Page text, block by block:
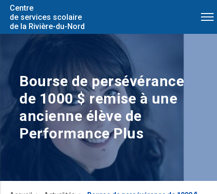
Centre
de services scolaire
de la Rivière-du-Nord
Bourse de persévérance
de 1000 $ remise à une
ancienne élève de
Performance Plus